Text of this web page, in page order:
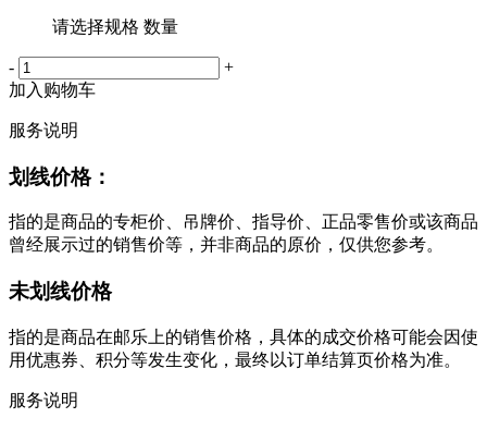
请选择规格 数量
-
+
加入购物车
服务说明
划线价格：
指的是商品的专柜价、吊牌价、指导价、正品零售价或该商品
曾经展示过的销售价等，并非商品的原价，仅供您参考。
未划线价格
指的是商品在邮乐上的销售价格，具体的成交价格可能会因使
用优惠券、积分等发生变化，最终以订单结算页价格为准。
服务说明